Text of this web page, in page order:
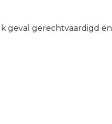
geval gerechtvaardigd en